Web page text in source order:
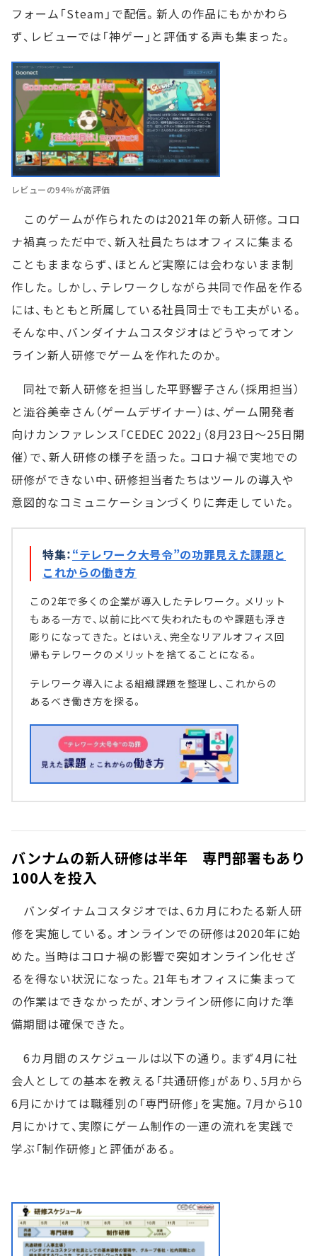
フォーム「Steam」で配信。新人の作品にもかかわら
ず、レビューでは「神ゲー」と評価する声も集まった。
レビューの94％が高評価
このゲームが作られたのは2021年の新人研修。コロ
ナ禍真っただ中で、新入社員たちはオフィスに集まる
こともままならず、ほとんど実際には会わないまま制
作した。しかし、テレワークしながら共同で作品を作る
には、もともと所属している社員同士でも工夫がいる。
そんな中、バンダイナムコスタジオはどうやってオン
ライン新人研修でゲームを作れたのか。
同社で新人研修を担当した平野響子さん（採用担当）
と澁谷美幸さん（ゲームデザイナー）は、ゲーム開発者
向けカンファレンス「CEDEC 2022」（8月23日～25日開
催）で、新人研修の様子を語った。コロナ禍で実地での
研修ができない中、研修担当者たちはツールの導入や
意図的なコミュニケーションづくりに奔走していた。
特集：“テレワーク大号令”の功罪見えた課題と
これからの働き方
この2年で多くの企業が導入したテレワーク。メリット
もある一方で、以前に比べて失われたものや課題も浮き
彫りになってきた。とはいえ、完全なリアルオフィス回
帰もテレワークのメリットを捨てることになる。
テレワーク導入による組織課題を整理し、これからの
あるべき働き方を探る。
バンナムの新人研修は半年 専門部署もあり
100人を投入
バンダイナムコスタジオでは、6カ月にわたる新人研
修を実施している。オンラインでの研修は2020年に始
めた。当時はコロナ禍の影響で突如オンライン化せざ
るを得ない状況になった。21年もオフィスに集まって
の作業はできなかったが、オンライン研修に向けた準
備期間は確保できた。
6カ月間のスケジュールは以下の通り。まず4月に社
会人としての基本を教える「共通研修」があり、5月から
6月にかけては職種別の「専門研修」を実施。7月から10
月にかけて、実際にゲーム制作の一連の流れを実践で
学ぶ「制作研修」と評価がある。